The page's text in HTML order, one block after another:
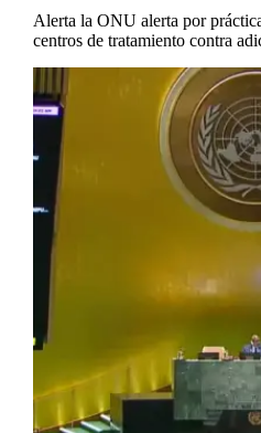
Alerta la ONU alerta por
centros de tratamiento contra